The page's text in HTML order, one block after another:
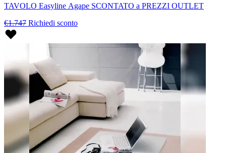
TAVOLO Easyline Agape SCONTATO a PREZZI OUTLET
€1.747 Richiedi sconto